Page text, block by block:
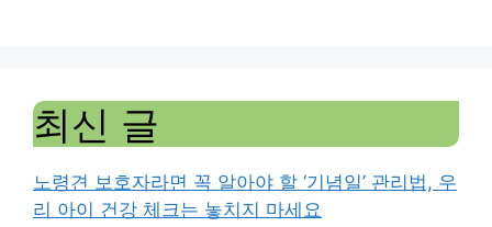
최신 글
노령견 보호자라면 꼭 알아야 할 ‘기념일’ 관리법, 우
리 아이 건강 체크는 놓치지 마세요